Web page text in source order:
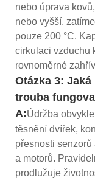
nebo úprava
nebo vyšší,
pouze 200 °C.
cirkulaci vzduchu
rovnoměrné
Otázka 3:
trouba
A:Údržba
těsnění dvířek,
přesnosti
a motorů.
prodlužuje